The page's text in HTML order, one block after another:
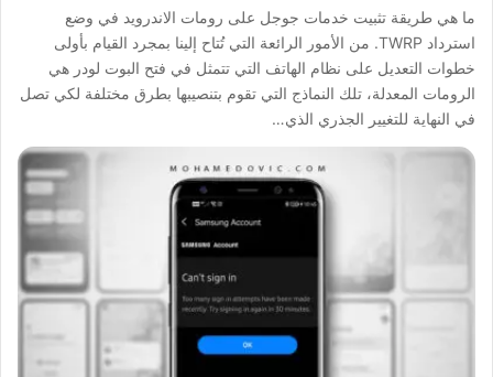
ما هي طريقة تثبيت خدمات جوجل على رومات الاندرويد في وضع
استرداد TWRP. من الأمور الرائعة التي تُتاح إلينا بمجرد القيام بأولى
خطوات التعديل على نظام الهاتف التي تتمثل في فتح البوت لودر هي
الرومات المعدلة، تلك النماذج التي تقوم بتنصيبها بطرق مختلفة لكي تصل
في النهاية للتغيير الجذري الذي…